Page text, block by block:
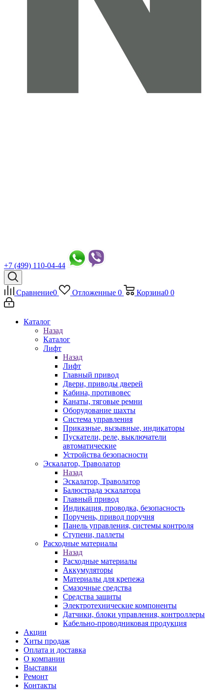
+7 (499) 110-04-44
Сравнение0 Отложенные 0 Корзина0 0
Каталог
Назад
Каталог
Лифт
Назад
Лифт
Главный привод
Двери, приводы дверей
Кабина, противовес
Канаты, тяговые ремни
Оборудование шахты
Система управления
Приказные, вызывные, индикаторы
Пускатели, реле, выключатели
автоматические
Устройства безопасности
Эскалатор, Траволатор
Назад
Эскалатор, Траволатор
Балюстрада эскалатора
Главный привод
Индикация, проводка, безопасность
Поручень, привод поручня
Панель управления, системы контроля
Ступени, паллеты
Расходные материалы
Назад
Расходные материалы
Аккумуляторы
Материалы для крепежа
Смазочные средства
Средства защиты
Электротехнические компоненты
Датчики, блоки управления, контроллеры
Кабельно-проводниковая продукция
Акции
Хиты продаж
Оплата и доставка
О компании
Выставки
Ремонт
Контакты